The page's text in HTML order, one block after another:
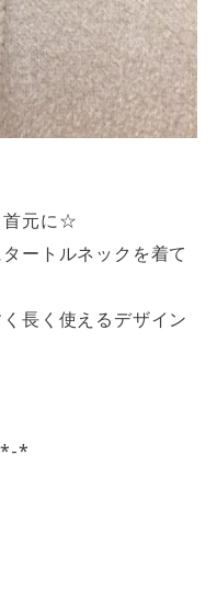
首元に☆
ートルネックを着て
長く使えるデザイン
*